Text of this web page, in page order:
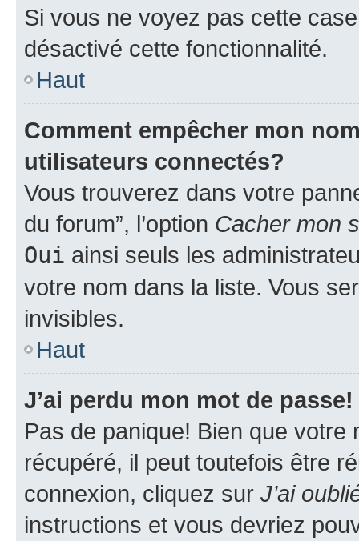
Si vous ne voyez pas cette
désactivé cette fonctionnalité.
Haut
Comment empêcher mon
utilisateurs connectés?
Vous trouverez dans votre
du forum”, l’option Cacher mon
Oui ainsi seuls les
votre nom dans la liste. Vous
invisibles.
Haut
J’ai perdu mon mot de passe!
Pas de panique! Bien que
récupéré, il peut toutefois être
connexion, cliquez sur J’ai
instructions et vous devriez